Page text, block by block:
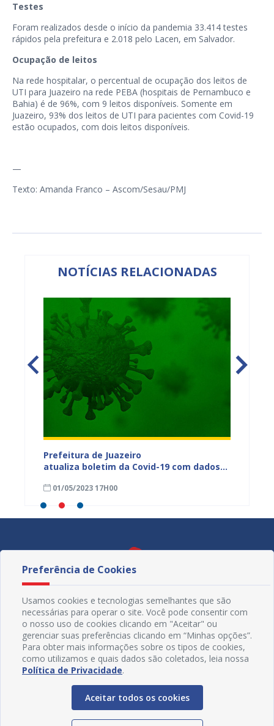
Testes
Foram realizados desde o início da pandemia 33.414 testes
rápidos pela prefeitura e 2.018 pelo Lacen, em Salvador.
Ocupação de leitos
Na rede hospitalar, o percentual de ocupação dos leitos de
UTI para Juazeiro na rede PEBA (hospitais de Pernambuco e
Bahia) é de 96%, com 9 leitos disponíveis. Somente em
Juazeiro, 93% dos leitos de UTI para pacientes com Covid-19
estão ocupados, com dois leitos disponíveis.
—
Texto: Amanda Franco – Ascom/Sesau/PMJ
NOTÍCIAS RELACIONADAS
Prefeitura de Juazeiro
atualiza boletim da Covid-19 com dados
01/05/2023 17H00
Redes Sociais
Preferência de Cookies
Usamos cookies e tecnologias semelhantes que são
necessárias para operar o site. Você pode consentir com
o nosso uso de cookies clicando em "Aceitar" ou
gerenciar suas preferências clicando em “Minhas opções”.
Para obter mais informações sobre os tipos de cookies,
como utilizamos e quais dados são coletados, leia nossa
Política de Privacidade.
Aceitar todos os cookies